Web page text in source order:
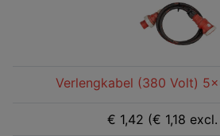
Verlengkabel (380 Volt)
€ 1,42 (€ 1,18